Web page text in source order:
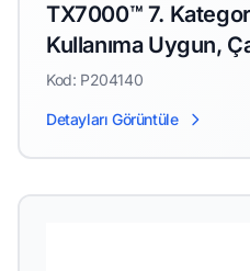
TX7000™ 7.
Kullanıma Uygun,
Bakır Kablo
Kod: P204140
Detayları Görüntüle